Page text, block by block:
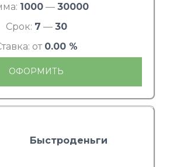
1000 — 30000
Срок: 7 — 30
от 0.00 %
ОФОРМИТЬ
Быстроденьги